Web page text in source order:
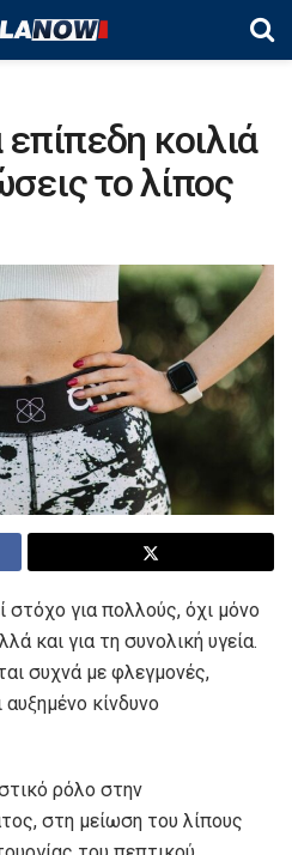
κοιλιά
το λίπος
στόχο για πολλούς, όχι μόνο
και για τη συνολική υγεία.
συχνά με φλεγμονές,
κίνδυνο
ρόλο στην
στη μείωση του λίπους